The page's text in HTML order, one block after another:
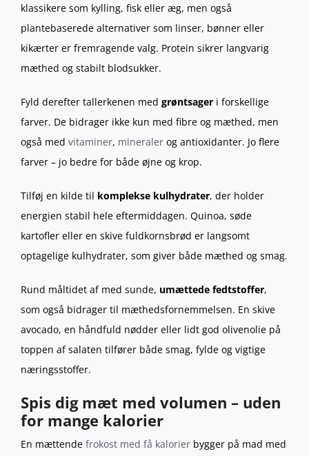
klassikere som kylling, fisk eller æg, men også
plantebaserede alternativer som linser, bønner eller
kikærter er fremragende valg. Protein sikrer langvarig
mæthed og stabilt blodsukker.
Fyld derefter tallerkenen med grøntsager i forskellige
farver. De bidrager ikke kun med fibre og mæthed, men
også med vitaminer, mineraler og antioxidanter. Jo flere
farver – jo bedre for både øjne og krop.
Tilføj en kilde til komplekse kulhydrater, der holder
energien stabil hele eftermiddagen. Quinoa, søde
kartofler eller en skive fuldkornsbrød er langsomt
optagelige kulhydrater, som giver både mæthed og smag.
Rund måltidet af med sunde, umættede fedtstoffer,
som også bidrager til mæthedsfornemmelsen. En skive
avocado, en håndfuld nødder eller lidt god olivenolie på
toppen af salaten tilfører både smag, fylde og vigtige
næringsstoffer.
Spis dig mæt med volumen – uden
for mange kalorier
En mættende frokost med få kalorier bygger på mad med